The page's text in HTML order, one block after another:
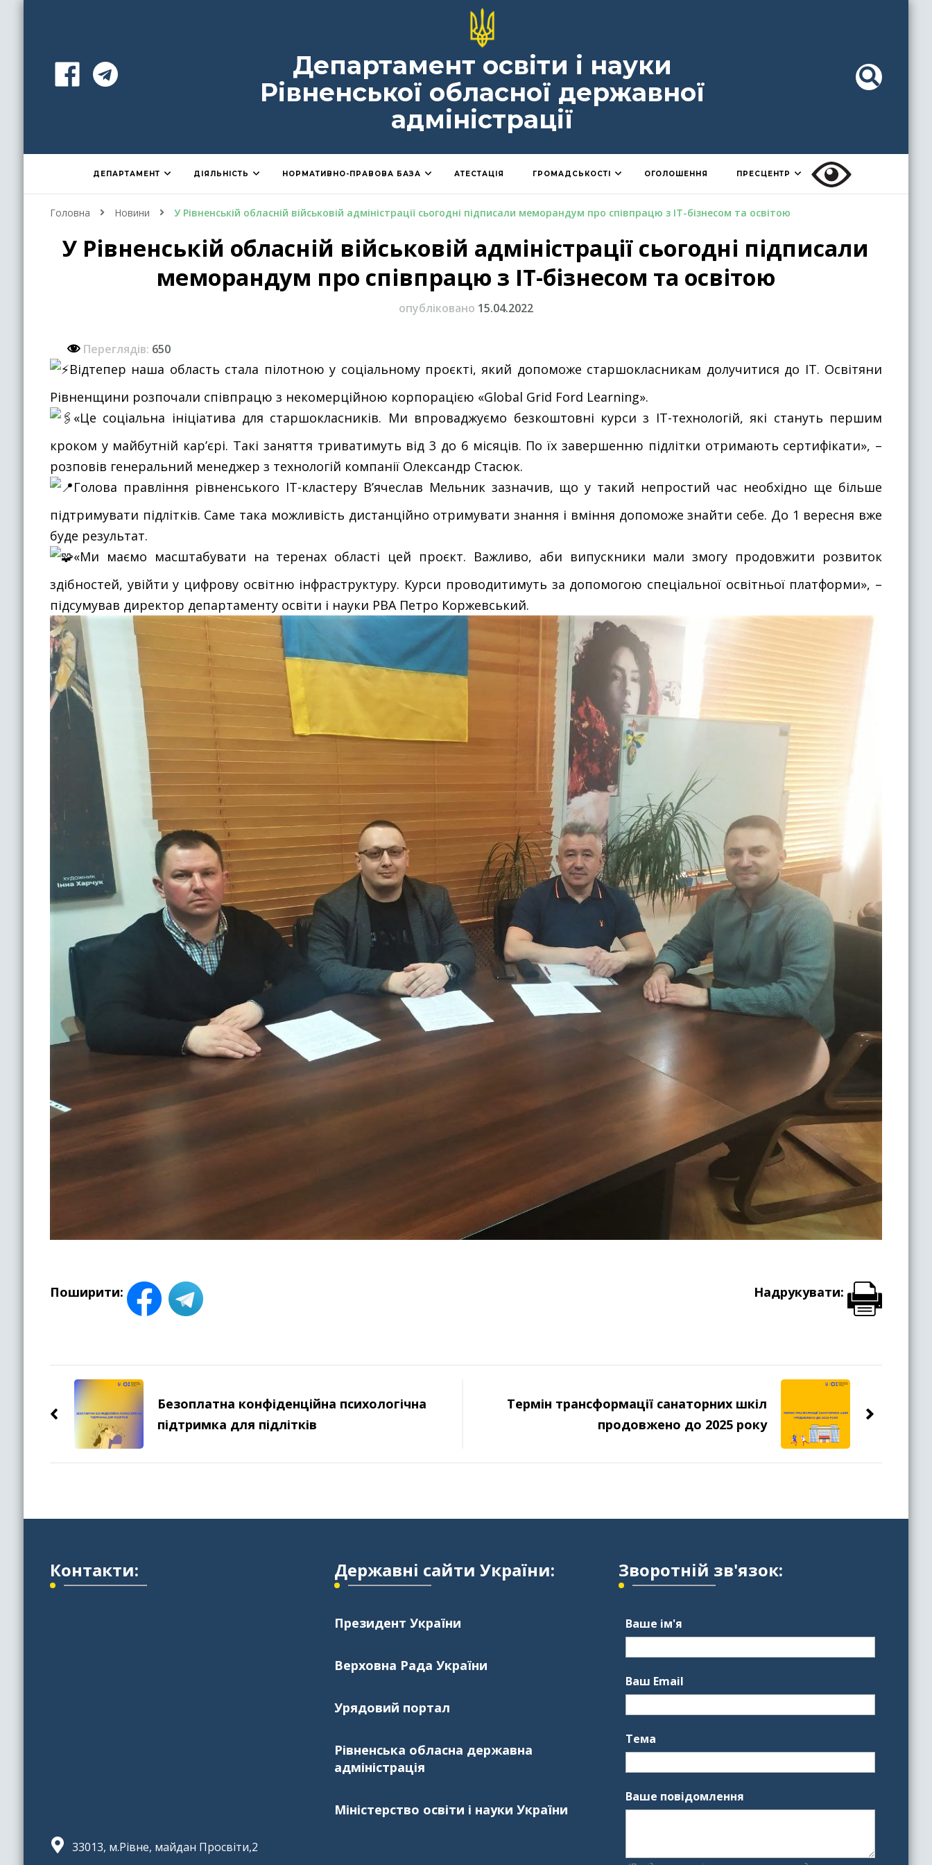
Департамент освіти і науки
Рівненської обласної державної
адміністрації
ДЕПАРТАМЕНТ ДІЯЛЬНІСТЬ НОРМАТИВНО-ПРАВОВА БАЗА АТЕСТАЦІЯ ГРОМАДСЬКОСТІ ОГОЛОШЕННЯ ПРЕСЦЕНТР
Головна Новини У Рівненській обласній військовій адміністрації сьогодні підписали меморандум про співпрацю з ІТ-бізнесом та освітою
У Рівненській обласній військовій адміністрації сьогодні підписали
меморандум про співпрацю з ІТ-бізнесом та освітою
опубліковано 15.04.2022
Переглядів: 650
Відтепер наша область стала пілотною у соціальному проєкті, який допоможе старшокласникам долучитися до ІТ. Освітяни
Рівненщини розпочали співпрацю з некомерційною корпорацією «Global Grid Ford Learning».
«Це соціальна ініціатива для старшокласників. Ми впроваджуємо безкоштовні курси з ІТ-технологій, які стануть першим
кроком у майбутній кар’єрі. Такі заняття триватимуть від 3 до 6 місяців. По їх завершенню підлітки отримають сертифікати», –
розповів генеральний менеджер з технологій компанії Олександр Стасюк.
Голова правління рівненського ІТ-кластеру В’ячеслав Мельник зазначив, що у такий непростий час необхідно ще більше
підтримувати підлітків. Саме така можливість дистанційно отримувати знання і вміння допоможе знайти себе. До 1 вересня вже
буде результат.
«Ми маємо масштабувати на теренах області цей проєкт. Важливо, аби випускники мали змогу продовжити розвиток
здібностей, увійти у цифрову освітню інфраструктуру. Курси проводитимуть за допомогою спеціальної освітньої платформи», –
підсумував директор департаменту освіти і науки РВА Петро Коржевський.
Поширити: Надрукувати:
Навігація
по
запису
Безоплатна конфіденційна психологічна
підтримка для підлітків
Термін трансформації санаторних шкіл
продовжено до 2025 року
Контакти:
33013, м.Рівне, майдан Просвіти,2
Державні сайти України:
Президент України
Верховна Рада України
Урядовий портал
Рівненська обласна державна
адміністрація
Міністерство освіти і науки України
Зворотній зв'язок:
Ваше ім'я
Ваш Email
Тема
Ваше повідомлення